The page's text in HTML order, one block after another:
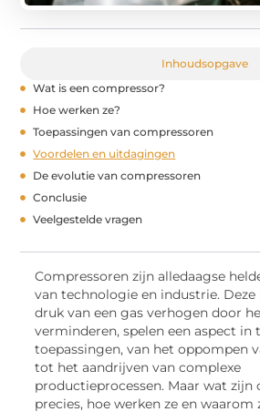
Inhoudsopgave
Wat is een compressor?
Hoe werken ze?
Toepassingen van compressoren
Voordelen en uitdagingen
De evolutie van compressoren
Conclusie
Veelgestelde vragen
Compressoren zijn alledaagse
van technologie en industrie. Deze
druk van een gas verhogen door
verminderen, spelen een aspect in
toepassingen, van het oppompen
tot het aandrijven van complexe
productieprocessen. Maar wat zijn
precies, hoe werken ze en waarom